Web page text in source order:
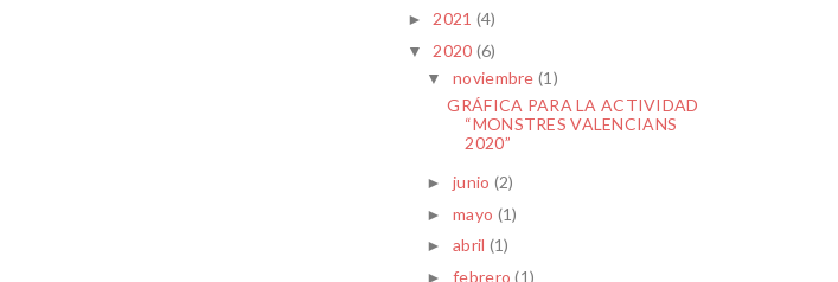
► 2021 (4)
▼ 2020 (6)
▼noviembre (1)
GRÁFICA PARA LA ACTIVIDAD
“MONSTRES VALENCIANS
2020”
►junio (2)
►mayo (1)
►abril (1)
►febrero(1)